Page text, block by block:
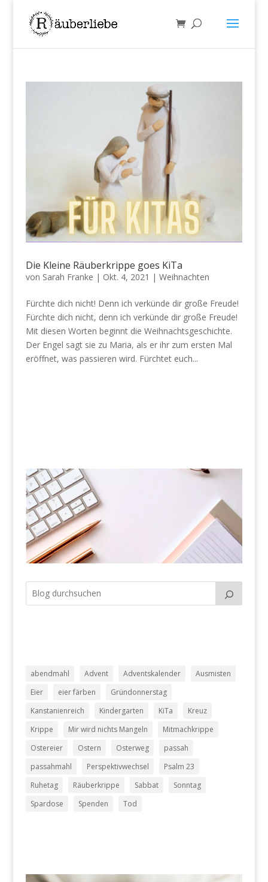
Die Kleine Räuberkrippe goes KiTa
von Sarah Franke | Okt. 4, 2021 | Weihnachten
Fürchte dich nicht! Denn ich verkünde dir große Freude!
Fürchte dich nicht, denn ich verkünde dir große Freude!
Mit diesen Worten beginnt die Weihnachtsgeschichte.
Der Engel sagt sie zu Maria, als er ihr zum ersten Mal
eröffnet, was passieren wird. Fürchtet euch...
abendmahl Advent Adventskalender
Ausmisten
Eier
eier färben
Gründonnerstag
Kanstanienreich
Kindergarten KiTa
Kreuz
Krippe
Mir wird nichts Mangeln
Mitmachkrippe
Ostereier
Ostern Osterweg
passah
passahmahl
Perspektivwechsel
Psalm 23
Ruhetag
Räuberkrippe Sabbat
Sonntag
Spardose
Spenden Tod